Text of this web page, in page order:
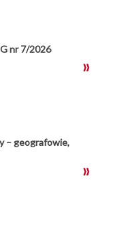
nr 7/2026
– geografowie,